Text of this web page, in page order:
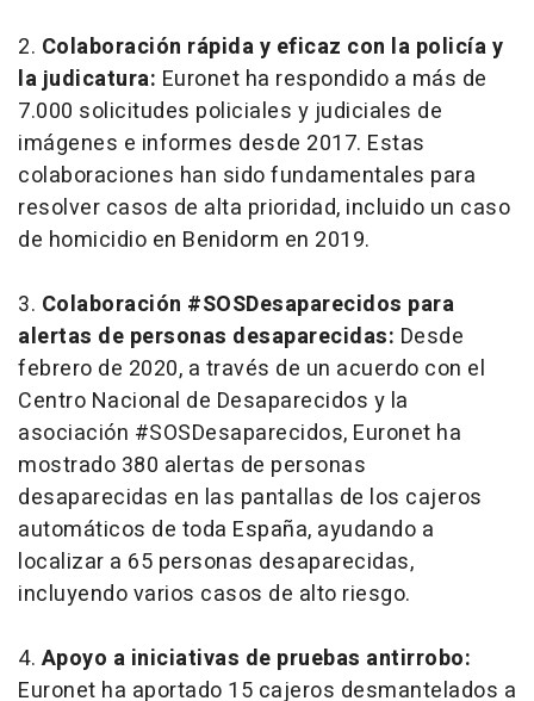
2. Colaboración rápida y eficaz con la policía y
la judicatura: Euronet ha respondido a más de
7.000 solicitudes policiales y judiciales de
imágenes e informes desde 2017. Estas
colaboraciones han sido fundamentales para
resolver casos de alta prioridad, incluido un caso
de homicidio en Benidorm en 2019.
3. Colaboración #SOSDesaparecidos para
alertas de personas desaparecidas: Desde
febrero de 2020, a través de un acuerdo con el
Centro Nacional de Desaparecidos y la
asociación #SOSDesaparecidos, Euronet ha
mostrado 380 alertas de personas
desaparecidas en las pantallas de los cajeros
automáticos de toda España, ayudando a
localizar a 65 personas desaparecidas,
incluyendo varios casos de alto riesgo.
4. Apoyo a iniciativas de pruebas antirrobo:
Euronet ha aportado 15 cajeros desmantelados a